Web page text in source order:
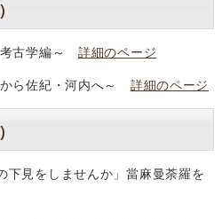
古学編～ 詳細のページ
ら佐紀・河内へ～ 詳細のページ
見をしませんか」當麻曼荼羅を